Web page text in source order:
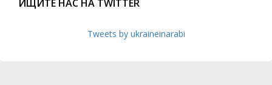
ИЩИТЕ НАС НА TWITTER
Tweets by ukraineinarabi